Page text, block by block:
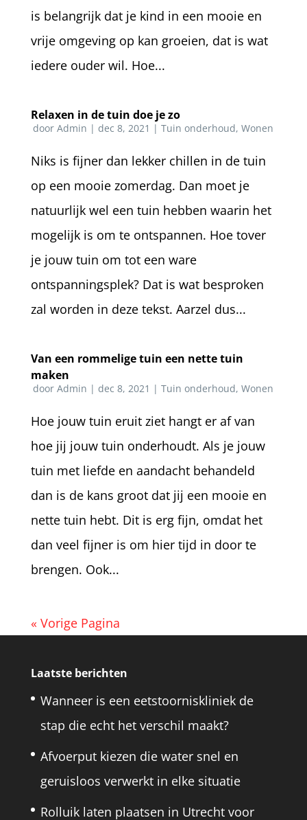
is belangrijk dat je kind in een mooie en
vrije omgeving op kan groeien, dat is wat
iedere ouder wil. Hoe...
Relaxen in de tuin doe je zo
doorAdmin | dec 8, 2021 |Tuin onderhoud,Wonen
Niks is fijner dan lekker chillen in de tuin
op een mooie zomerdag. Dan moet je
natuurlijk wel een tuin hebben waarin het
mogelijk is om te ontspannen. Hoe tover
je jouw tuin om tot een ware
ontspanningsplek? Dat is wat besproken
zal worden in deze tekst. Aarzel dus...
Van een rommelige tuin een nette tuin
maken
doorAdmin | dec 8, 2021 |Tuin onderhoud,Wonen
Hoe jouw tuin eruit ziet hangt er af van
hoe jij jouw tuin onderhoudt. Als je jouw
tuin met liefde en aandacht behandeld
dan is de kans groot dat jij een mooie en
nette tuin hebt. Dit is erg fijn, omdat het
dan veel fijner is om hier tijd in door te
brengen. Ook...
« Vorige Pagina
Laatste berichten
Wanneer is een eetstoorniskliniek de
stap die echt het verschil maakt?
Afvoerput kiezen die water snel en
geruisloos verwerkt in elke situatie
Rolluik laten plaatsen in Utrecht voor